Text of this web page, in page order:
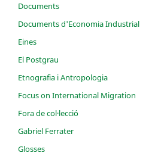
Documents
Documents d'Economia Industrial
Eines
El Postgrau
Etnografia i Antropologia
Focus on International Migration
Fora de col·lecció
Gabriel Ferrater
Glosses